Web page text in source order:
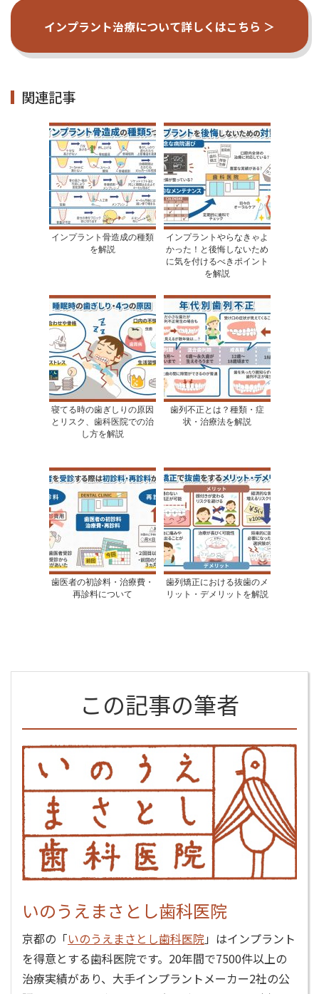
インプラント治療について詳しくはこちら ＞
関連記事
インプラント骨造成の種類
を解説
インプラントやらなきゃよ
かった！と後悔しないため
に気を付けるべきポイント
を解説
寝てる時の歯ぎしりの原因
とリスク、歯科医院での治
し方を解説
歯列不正とは？種類・症
状・治療法を解説
歯医者の初診料・治療費・
再診料について
歯列矯正における抜歯のメ
リット・デメリットを解説
この記事の筆者
いのうえまさとし歯科医院
京都の「いのうえまさとし歯科医院 」はインプラント
を得意とする歯科医院です。20年間で7500件以上の
治療実績があり、大手インプラントメーカー2社の公